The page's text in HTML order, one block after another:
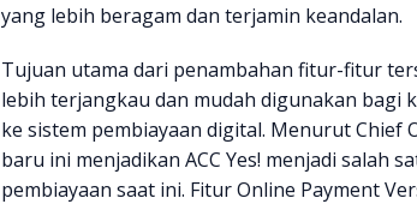
yang lebih beragam dan terjamin keandalan.
Tujuan utama dari penambahan fitur-fitur
lebih terjangkau dan mudah digunakan bagi
ke sistem pembiayaan digital. Menurut Chief
baru ini menjadikan ACC Yes! menjadi salah
pembiayaan saat ini. Fitur Online Payment